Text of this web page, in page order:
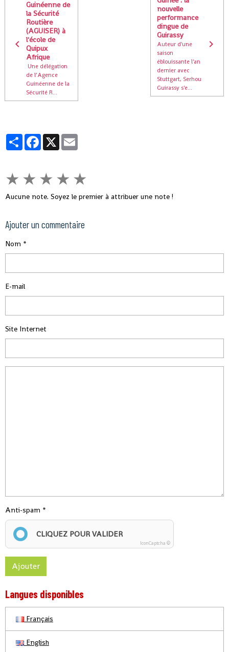
Guinéenne de
la Sécurité
Routière
(AGUISER) à
l'école de
Quipux
Afrique
Une délégation
de l’Agence
Guinéenne de la
Sécurité R...
nouvelle
performance
dingue de
Guirassy
Auteur d'une
saison
éblouissante l'an
dernier avec
Stuttgart, Serhou
Guirassy s'e...
PartagerFacebook
X
★ ★ ★ ★ ★
Aucune note. Soyez le premier à attribuer une note !
Ajouter un commentaire
Nom
E-mail
Site Internet
Anti-spam
CLIQUEZ POUR VALIDER
IconCaptcha ©
Ajouter
Langues disponibles
Français
English